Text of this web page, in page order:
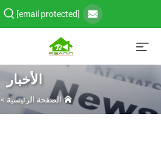
[email protected]
الأخبار
الصفحة الرئيسية >